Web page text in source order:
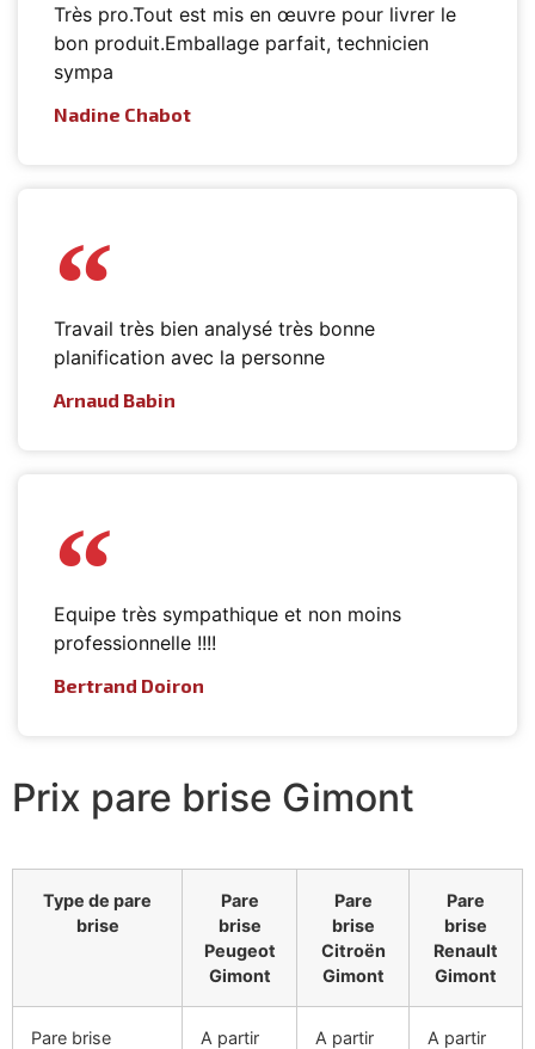
Très pro.Tout est mis en œuvre pour livrer le
bon produit.Emballage parfait, technicien
sympa
Nadine Chabot
Travail très bien analysé très bonne
planification avec la personne
Arnaud Babin
Equipe très sympathique et non moins
professionnelle !!!!
Bertrand Doiron
Prix pare brise Gimont
Type de pare
brise
Pare
brise
Peugeot
Gimont
Pare
brise
Citroën
Gimont
Pare
brise
Renault
Gimont
Pare brise
A partir
A partir
A partir